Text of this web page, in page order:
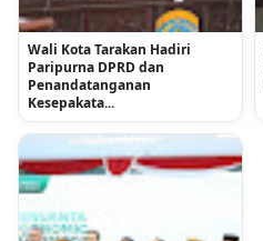
Wali Kota Tarakan Hadiri
Paripurna DPRD dan
Penandatanganan
Kesepakata...